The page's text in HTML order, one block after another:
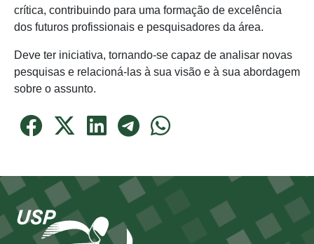
crítica, contribuindo para uma formação de excelência
dos futuros profissionais e pesquisadores da área.
Deve ter iniciativa, tornando-se capaz de analisar novas
pesquisas e relacioná-las à sua visão e à sua abordagem
sobre o assunto.